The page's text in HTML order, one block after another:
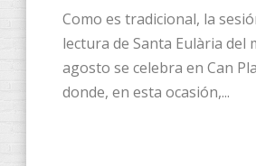
Como es tradicional, la
lectura de Santa Eulària del
agosto se celebra en Can
donde, en esta ocasión,...